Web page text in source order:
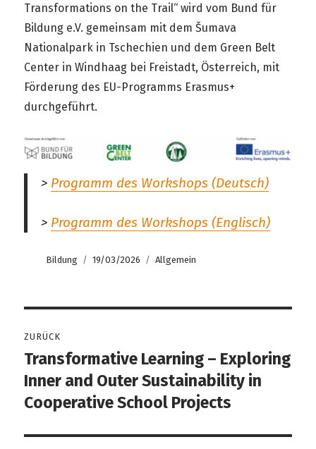
Transformations on the Trail“ wird vom Bund für
Bildung e.V. gemeinsam mit dem Šumava
Nationalpark in Tschechien und dem Green Belt
Center in Windhaag bei Freistadt, Österreich, mit
Förderung des EU-Programms Erasmus+
durchgeführt.
> Programm des Workshops (Deutsch)
> Programm des Workshops (Englisch)
Autor
Bildung
Veröffentlicht
19/03/2026 Kategorien
Allgemein
ZURÜCK
Vorheriger
Beitrag:
Transformative Learning – Exploring
Inner and Outer Sustainability in
Cooperative School Projects